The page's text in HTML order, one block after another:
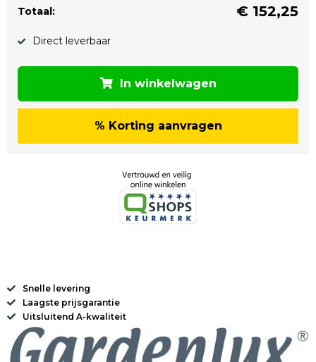
Totaal: € 152,25
Direct leverbaar
In winkelwagen
% Korting aanvragen
Snelle levering
Laagste prijsgarantie
Uitsluitend A-kwaliteit